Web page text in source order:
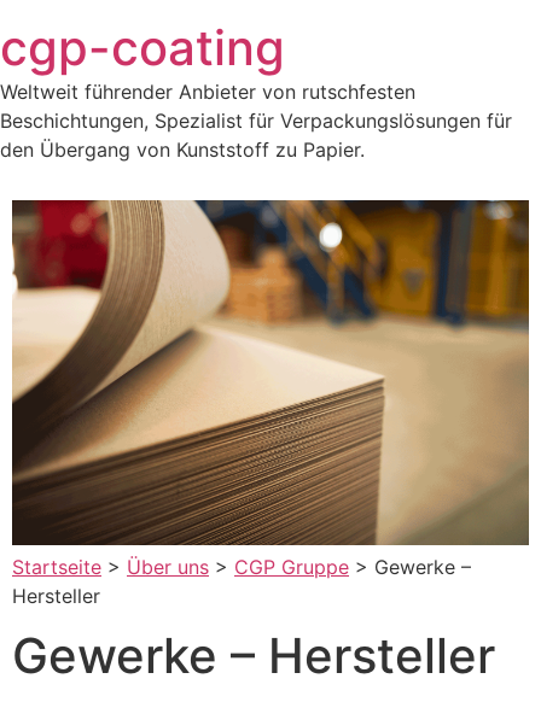
Inhalt
springen
cgp-coating
Weltweit führender Anbieter von rutschfesten
Beschichtungen, Spezialist für Verpackungslösungen für
den Übergang von Kunststoff zu Papier.
Startseite > Über uns > CGP Gruppe > Gewerke –
Hersteller
Gewerke – Hersteller